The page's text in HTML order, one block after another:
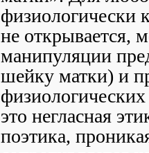
физиологически
не открывается,
манипуляции
шейку матки) и
это негласная
поэтика,